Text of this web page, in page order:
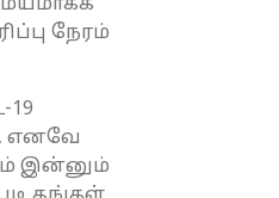
நேரம்
எனவே
இன்னும்